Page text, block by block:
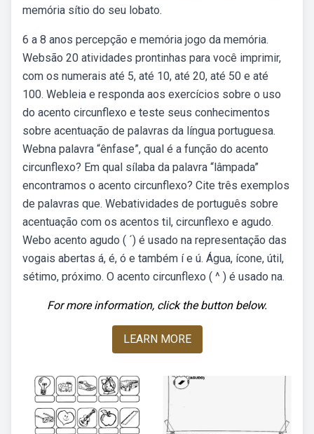
memória sítio do seu lobato.
6 a 8 anos percepção e memória jogo da memória.
Websão 20 atividades prontinhas para você imprimir,
com os numerais até 5, até 10, até 20, até 50 e até
100. Webleia e responda aos exercícios sobre o uso
do acento circunflexo e teste seus conhecimentos
sobre acentuação de palavras da língua portuguesa.
Webna palavra “ênfase”, qual é a função do acento
circunflexo? Em qual sílaba da palavra “lâmpada”
encontramos o acento circunflexo? Cite três exemplos
de palavras que. Webatividades de português sobre
acentuação com os acentos til, circunflexo e agudo.
Webo acento agudo ( ´) é usado na representação das
vogais abertas á, é, ó e também í e ú. Água, ícone, útil,
sétimo, próximo. O acento circunflexo ( ^ ) é usado na.
For more information, click the button below.
LEARN MORE